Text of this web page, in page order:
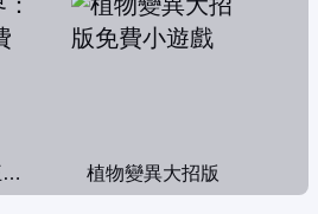
寶可夢世界：王者對決 植物變異大招版